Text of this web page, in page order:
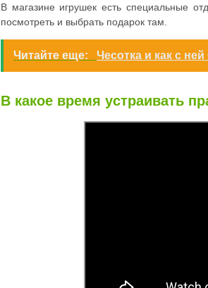
В магазине игрушек есть специальные
посмотреть и выбрать подарок там.
Читайте еще: Чесотка и как с
В какое время устраивать